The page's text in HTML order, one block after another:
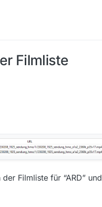
Filmliste
Filmliste für “ARD” und